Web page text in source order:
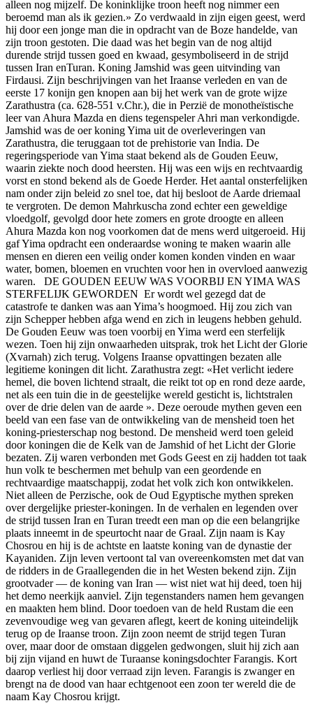
alleen nog mijzelf. De koninklijke troon heeft nog nimmer een
beroemd man als ik gezien.» Zo verdwaald in zijn eigen geest, werd
hij door een jonge man die in opdracht van de Boze handelde, van
zijn troon gestoten. Die daad was het begin van de nog altijd
durende strijd tussen goed en kwaad, gesymboliseerd in de strijd
tussen Iran enTuran. Koning Jamshid was geen uitvinding van
Firdausi. Zijn beschrijvingen van het Iraanse verleden en van de
eerste 17 konijn gen knopen aan bij het werk van de grote wijze
Zarathustra (ca. 628-551 v.Chr.), die in Perzië de monotheïstische
leer van Ahura Mazda en diens tegenspeler Ahri man verkondigde.
Jamshid was de oer koning Yima uit de overleveringen van
Zarathustra, die teruggaan tot de prehistorie van India. De
regeringsperiode van Yima staat bekend als de Gouden Eeuw,
waarin ziekte noch dood heersten. Hij was een wijs en rechtvaardig
vorst en stond bekend als de Goede Herder. Het aantal onsterfelijken
nam onder zijn beleid zo snel toe, dat hij besloot de Aarde driemaal
te vergroten. De demon Mahrkuscha zond echter een geweldige
vloedgolf, gevolgd door hete zomers en grote droogte en alleen
Ahura Mazda kon nog voorkomen dat de mens werd uitgeroeid. Hij
gaf Yima opdracht een onderaardse woning te maken waarin alle
mensen en dieren een veilig onder komen konden vinden en waar
water, bomen, bloemen en vruchten voor hen in overvloed aanwezig
waren. DE GOUDEN EEUW WAS VOORBIJ EN YIMA WAS
STERFELIJK GEWORDEN Er wordt wel gezegd dat de
catastrofe te danken was aan Yima’s hoogmoed. Hij zou zich van
zijn Schepper hebben afga wend en zich in leugens hebben gehuld.
De Gouden Eeuw was toen voorbij en Yima werd een sterfelijk
wezen. Toen hij zijn onwaarheden uitsprak, trok het Licht der Glorie
(Xvarnah) zich terug. Volgens Iraanse opvattingen bezaten alle
legitieme koningen dit licht. Zarathustra zegt: «Het verlicht iedere
hemel, die boven lichtend straalt, die reikt tot op en rond deze aarde,
net als een tuin die in de geestelijke wereld gesticht is, lichtstralen
over de drie delen van de aarde ». Deze oeroude mythen geven een
beeld van een fase van de ontwikkeling van de mensheid toen het
koning-priesterschap nog bestond. De mensheid werd toen geleid
door koningen die de Kelk van de Jamshid of het Licht der Glorie
bezaten. Zij waren verbonden met Gods Geest en zij hadden tot taak
hun volk te beschermen met behulp van een geordende en
rechtvaardige maatschappij, zodat het volk zich kon ontwikkelen.
Niet alleen de Perzische, ook de Oud Egyptische mythen spreken
over dergelijke priester-koningen. In de verhalen en legenden over
de strijd tussen Iran en Turan treedt een man op die een belangrijke
plaats inneemt in de speurtocht naar de Graal. Zijn naam is Kay
Chosrou en hij is de achtste en laatste koning van de dynastie der
Kayaniden. Zijn leven vertoont tal van overeenkomsten met dat van
de ridders in de Graallegenden die in het Westen bekend zijn. Zijn
grootvader — de koning van Iran — wist niet wat hij deed, toen hij
het demo neerkijk aanviel. Zijn tegenstanders namen hem gevangen
en maakten hem blind. Door toedoen van de held Rustam die een
zevenvoudige weg van gevaren aflegt, keert de koning uiteindelijk
terug op de Iraanse troon. Zijn zoon neemt de strijd tegen Turan
over, maar door de omstaan diggelen gedwongen, sluit hij zich aan
bij zijn vijand en huwt de Turaanse koningsdochter Farangis. Kort
daarop verliest hij door verraad zijn leven. Farangis is zwanger en
brengt na de dood van haar echtgenoot een zoon ter wereld die de
naam Kay Chosrou krijgt.